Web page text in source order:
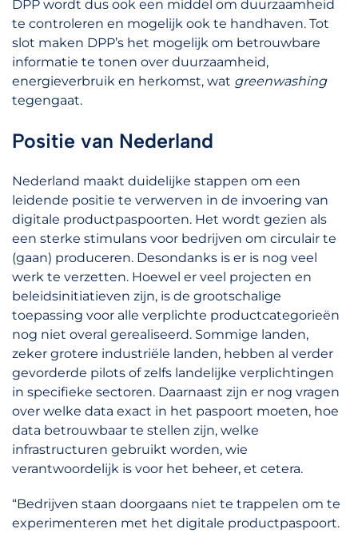
DPP wordt dus ook een middel om duurzaamheid
te controleren en mogelijk ook te handhaven. Tot
slot maken DPP’s het mogelijk om betrouwbare
informatie te tonen over duurzaamheid,
energieverbruik en herkomst, wat greenwashing
tegengaat.
Positie van Nederland
Nederland maakt duidelijke stappen om een
leidende positie te verwerven in de invoering van
digitale productpaspoorten. Het wordt gezien als
een sterke stimulans voor bedrijven om circulair te
(gaan) produceren. Desondanks is er is nog veel
werk te verzetten. Hoewel er veel projecten en
beleidsinitiatieven zijn, is de grootschalige
toepassing voor alle verplichte productcategorieën
nog niet overal gerealiseerd. Sommige landen,
zeker grotere industriële landen, hebben al verder
gevorderde pilots of zelfs landelijke verplichtingen
in specifieke sectoren. Daarnaast zijn er nog vragen
over welke data exact in het paspoort moeten, hoe
data betrouwbaar te stellen zijn, welke
infrastructuren gebruikt worden, wie
verantwoordelijk is voor het beheer, et cetera.
“Bedrijven staan doorgaans niet te trappelen om te
experimenteren met het digitale productpaspoort.